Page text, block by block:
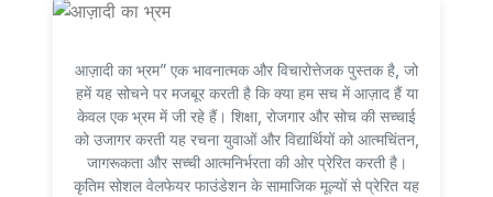
आज़ादी का भ्रम” एक भावनात्मक और विचारोत्तेजक पुस्तक है, जो
हमें यह सोचने पर मजबूर करती है कि क्या हम सच में आज़ाद हैं या
केवल एक भ्रम में जी रहे हैं। शिक्षा, रोजगार और सोच की सच्चाई
को उजागर करती यह रचना युवाओं और विद्यार्थियों को आत्मचिंतन,
जागरूकता और सच्ची आत्मनिर्भरता की ओर प्रेरित करती है।
कृतिम सोशल वेलफेयर फाउंडेशन के सामाजिक मूल्यों से प्रेरित यह